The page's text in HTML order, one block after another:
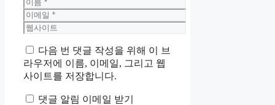
름
이
메
웹
이
트
다음 번 댓글 작성을 위해 이 브
라우저에 이름, 이메일, 그리고 웹
사이트를 저장합니다.
댓글 알림 이메일 받기